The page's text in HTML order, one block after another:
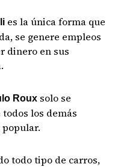
es la única forma que
se genere empleos
dinero en sus
Roux solo se
los demás
todo tipo de carros,